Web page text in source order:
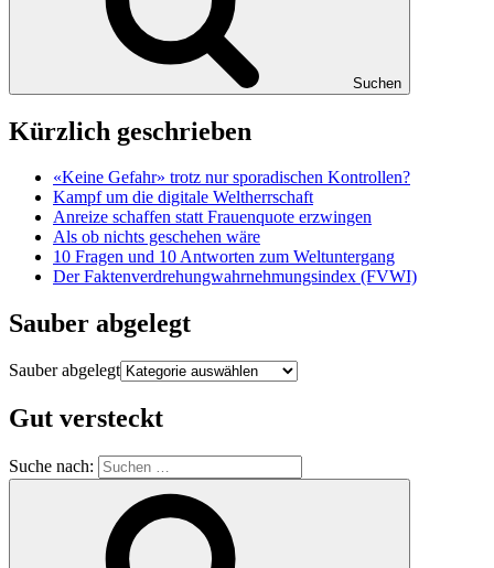
Suchen
Kürzlich geschrieben
«Keine Gefahr» trotz nur sporadischen Kontrollen?
Kampf um die digitale Weltherrschaft
Anreize schaffen statt Frauenquote erzwingen
Als ob nichts geschehen wäre
10 Fragen und 10 Antworten zum Weltuntergang
Der Faktenverdrehungwahrnehmungsindex (FVWI)
Sauber abgelegt
Sauber abgelegt
Gut versteckt
Suche nach: